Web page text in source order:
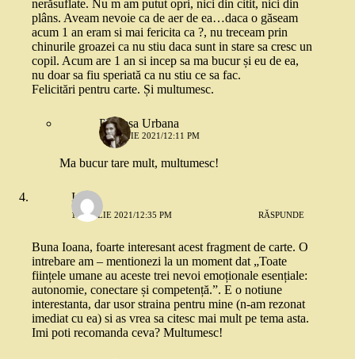
nerăsuflate. Nu m am putut opri, nici din citit, nici din
plâns. Aveam nevoie ca de aer de ea…daca o găseam
acum 1 an eram si mai fericita ca ?, nu treceam prin
chinurile groazei ca nu stiu daca sunt in stare sa cresc un
copil. Acum are 1 an si incep sa ma bucur și eu de ea,
nu doar sa fiu speriată ca nu stiu ce sa fac.
Felicitări pentru carte. Și multumesc.
Printesa Urbana
1 APRILIE 2021/12:11 PM
Ma bucur tare mult, multumesc!
Irina
1 APRILIE 2021/12:35 PM RĂSPUNDE
Buna Ioana, foarte interesant acest fragment de carte. O
intrebare am – mentionezi la un moment dat „Toate
ființele umane au aceste trei nevoi emoționale esențiale:
autonomie, conectare și competență.”. E o notiune
interestanta, dar usor straina pentru mine (n-am rezonat
imediat cu ea) si as vrea sa citesc mai mult pe tema asta.
Imi poti recomanda ceva? Multumesc!